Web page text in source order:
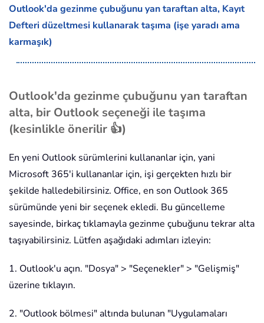
Outlook'da gezinme çubuğunu yan taraftan alta, Kayıt
Defteri düzeltmesi kullanarak taşıma (işe yaradı ama
karmaşık)
Outlook'da gezinme çubuğunu yan taraftan
alta, bir Outlook seçeneği ile taşıma
(kesinlikle önerilir 👍)
En yeni Outlook sürümlerini kullananlar için, yani
Microsoft 365'i kullananlar için, işi gerçekten hızlı bir
şekilde halledebilirsiniz. Office, en son Outlook 365
sürümünde yeni bir seçenek ekledi. Bu güncelleme
sayesinde, birkaç tıklamayla gezinme çubuğunu tekrar alta
taşıyabilirsiniz. Lütfen aşağıdaki adımları izleyin:
1. Outlook'u açın. "Dosya" > "Seçenekler" > "Gelişmiş"
üzerine tıklayın.
2. "Outlook bölmesi" altında bulunan "Uygulamaları